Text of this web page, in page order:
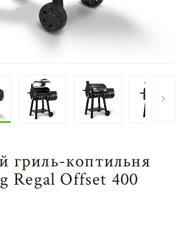
гриль-коптильня
Regal Offset 400